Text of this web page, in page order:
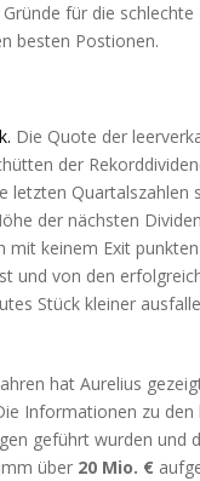
für die
besten Postionen.
Die Quote der
der
letzten Quartalszahlen
der nächsten
keinem Exit
und von den
Stück kleiner
hat Aurelius
Informationen zu
geführt wurden und
über 20 Mio. €